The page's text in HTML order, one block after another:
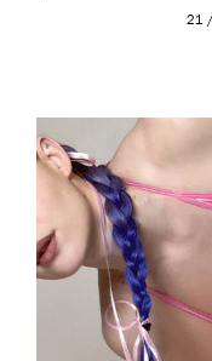
que los
21